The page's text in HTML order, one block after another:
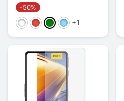
-50%
BrancoVermelho
VerdeAzul Claro
+1